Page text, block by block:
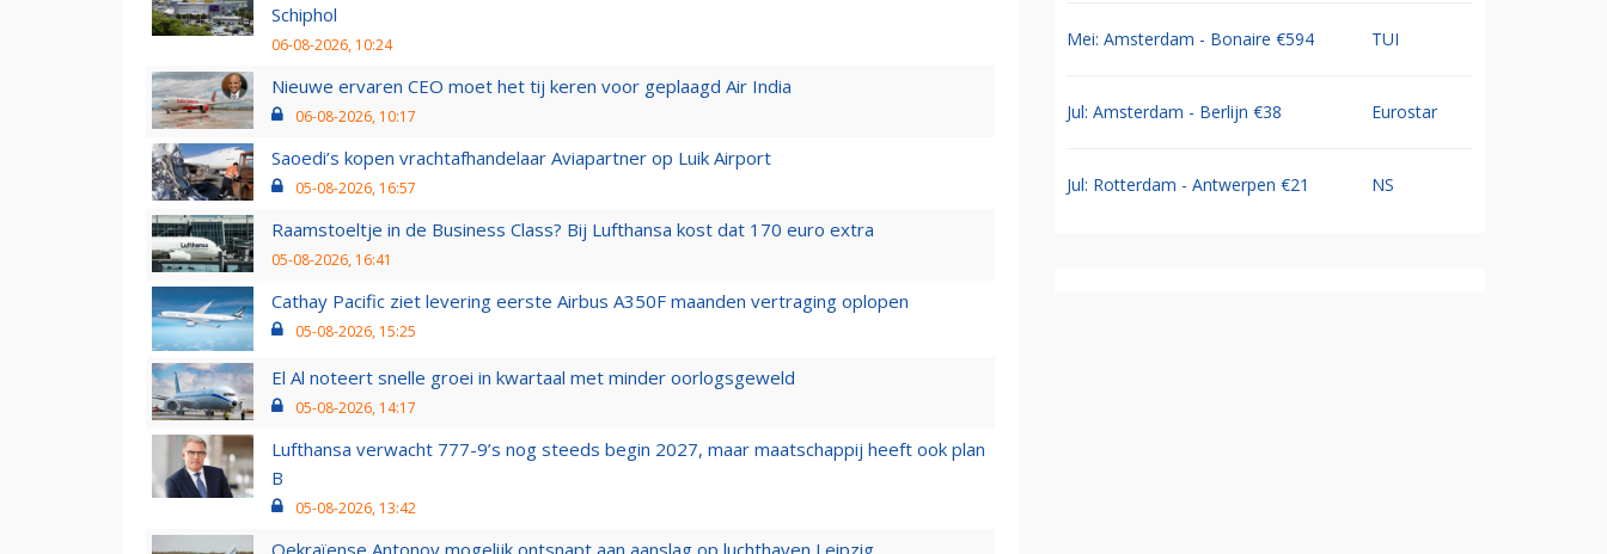
Schiphol
06-08-2026, 10:24
Nieuwe ervaren CEO moet het tij keren voor geplaagd Air India
06-08-2026, 10:17
Saoedi’s kopen vrachtafhandelaar Aviapartner op Luik Airport
05-08-2026, 16:57
Raamstoeltje in de Business Class? Bij Lufthansa kost dat 170 euro extra
05-08-2026, 16:41
Cathay Pacific ziet levering eerste Airbus A350F maanden vertraging oplopen
05-08-2026, 15:25
El Al noteert snelle groei in kwartaal met minder oorlogsgeweld
05-08-2026, 14:17
Lufthansa verwacht 777-9’s nog steeds begin 2027, maar maatschappij heeft ook plan
B
05-08-2026, 13:42
Oekraïense Antonov mogelijk ontsnapt aan aanslag op luchthaven Leipzig
Mei: Amsterdam - Bonaire €594 TUI
Jul: Amsterdam - Berlijn €38 Eurostar
Jul: Rotterdam - Antwerpen €21 NS